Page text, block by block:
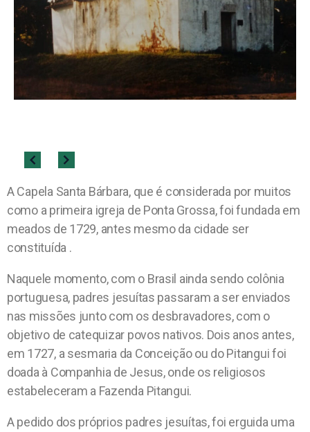
A Capela Santa Bárbara, que é considerada por muitos
como a primeira igreja de Ponta Grossa, foi fundada em
meados de 1729, antes mesmo da cidade ser
constituída .
Naquele momento, com o Brasil ainda sendo colônia
portuguesa, padres jesuítas passaram a ser enviados
nas missões junto com os desbravadores, com o
objetivo de catequizar povos nativos. Dois anos antes,
em 1727, a sesmaria da Conceição ou do Pitangui foi
doada à Companhia de Jesus, onde os religiosos
estabeleceram a Fazenda Pitangui.
A pedido dos próprios padres jesuítas, foi erguida uma